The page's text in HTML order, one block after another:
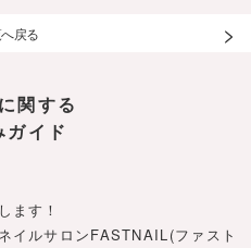
戻る >
関する
ガイド
ます！
イルサロンFASTNAIL(ファスト